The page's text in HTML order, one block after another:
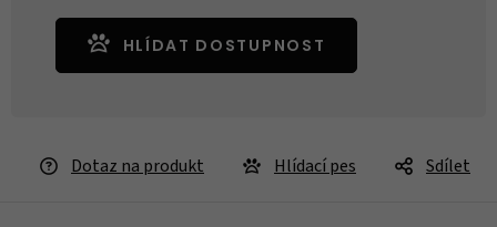
HLÍDAT DOSTUPNOST
Dotaz na produkt Hlídací pes Sdílet